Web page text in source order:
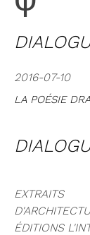
2016-07-10
LA POÉSIE
ÉDITIONS